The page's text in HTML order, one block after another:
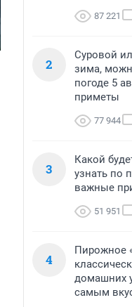
87 221
2
Суровой
зима,
погоде 5
приметы
77 944
3
Какой
узнать по
важные
51 951
4
Пирожное
домашних
самым